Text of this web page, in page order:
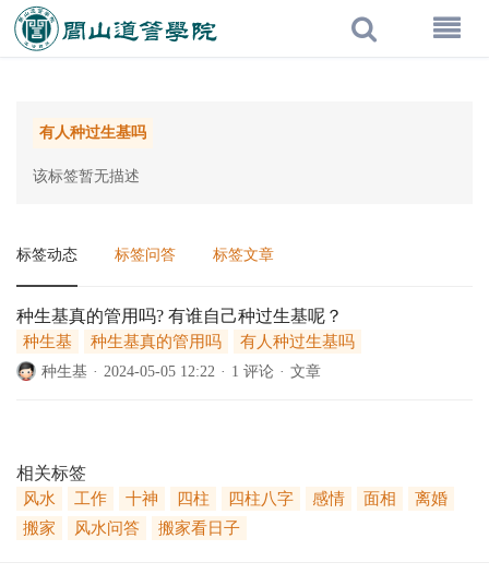
有人种过生基吗
该标签暂无描述
标签动态 标签问答 标签文章
种生基真的管用吗? 有谁自己种过生基呢？
种生基 种生基真的管用吗 有人种过生基吗
种生基 · 2024-05-05 12:22 · 1 评论 · 文章
相关标签
风水 工作 十神 四柱 四柱八字 感情 面相
离婚
搬家
风水问答 搬家看日子